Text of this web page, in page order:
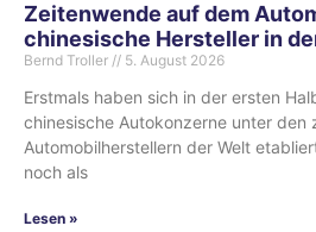
Zeitenwende auf dem
chinesische Hersteller in
Bernd Troller 5. August 2026
Erstmals haben sich in der ersten
chinesische Autokonzerne unter den
Automobilherstellern der Welt
noch als
Lesen »